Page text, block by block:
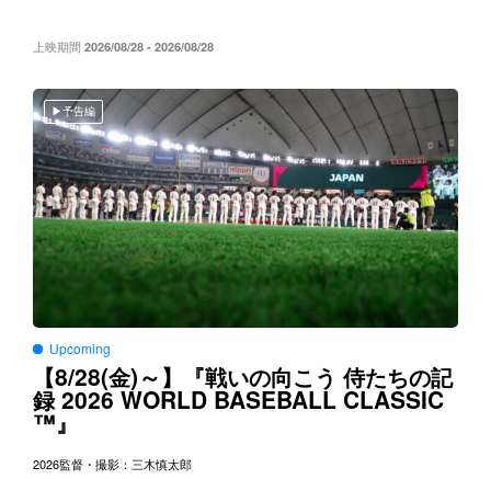
上映期間 2026/08/28 - 2026/08/28
予告編
Upcoming
【8/28(金)～】『戦いの向こう 侍たちの記
録2026 WORLD BASEBALL CLASSIC
™』
2026監督・撮影：三木慎太郎